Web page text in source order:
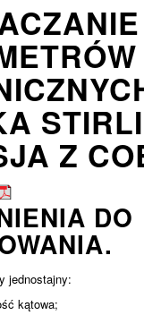
Z
DO
jednostajny:
kątowa;